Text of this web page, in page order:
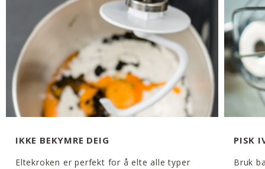
IKKE BEKYMRE DEIG
Eltekroken er perfekt for å elte alle typer
PISK
Bruk